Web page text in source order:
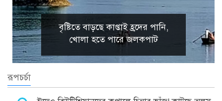
বৃষ্টিতে বাড়ছে কাপ্তাই হ্রদের পানি,
খোলা হতে পারে জলকপাট
রূপচর্চা